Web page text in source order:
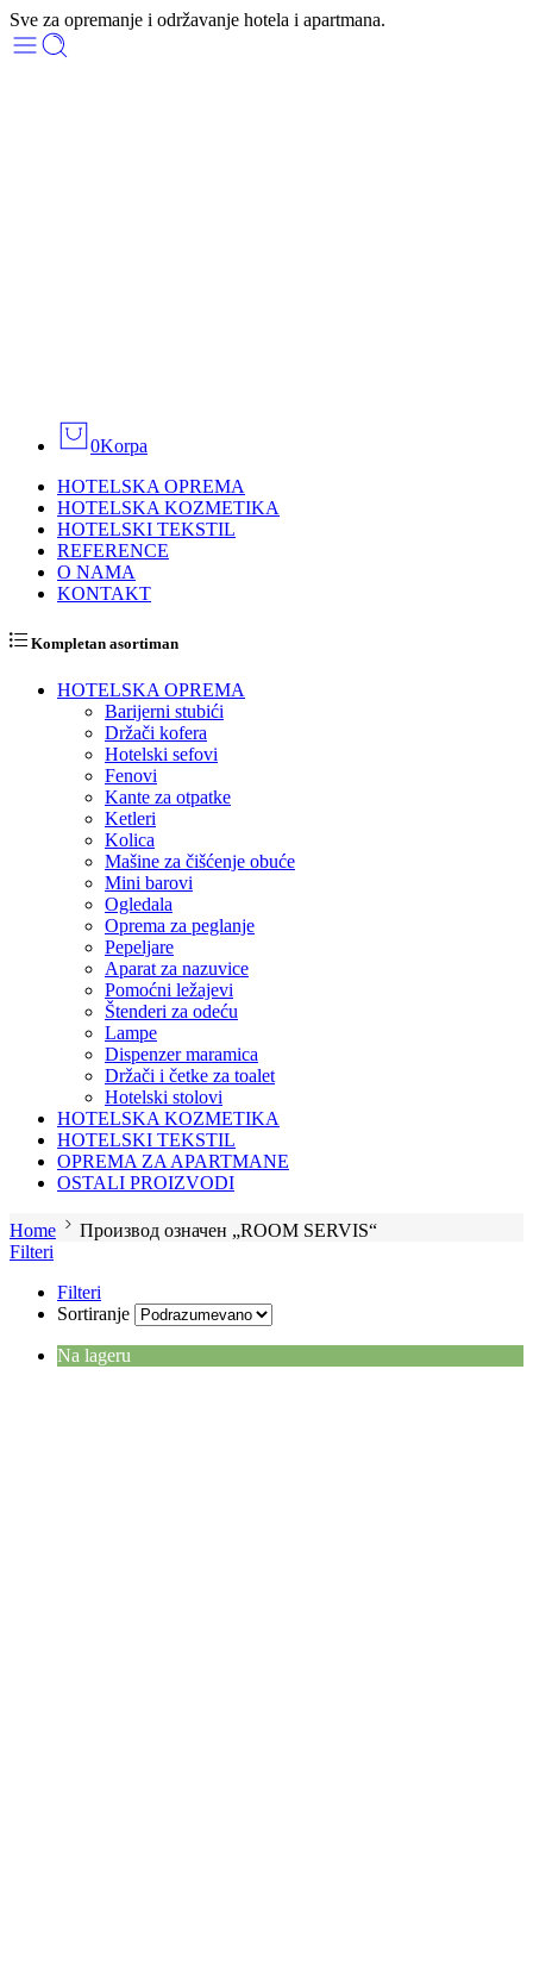
Sve za opremanje i održavanje hotela i apartmana.
0Korpa
HOTELSKA OPREMA
HOTELSKA KOZMETIKA
HOTELSKI TEKSTIL
REFERENCE
O NAMA
KONTAKT
Kompletan asortiman
HOTELSKA OPREMA
Barijerni stubići
Držači kofera
Hotelski sefovi
Fenovi
Kante za otpatke
Ketleri
Kolica
Mašine za čišćenje obuće
Mini barovi
Ogledala
Oprema za peglanje
Pepeljare
Aparat za nazuvice
Pomoćni ležajevi
Štenderi za odeću
Lampe
Dispenzer maramica
Držači i četke za toalet
Hotelski stolovi
HOTELSKA KOZMETIKA
HOTELSKI TEKSTIL
OPREMA ZA APARTMANE
OSTALI PROIZVODI
Home
Производ oзначен „ROOM SERVIS“
Filteri
Filteri
Sortiranje
Na lageru